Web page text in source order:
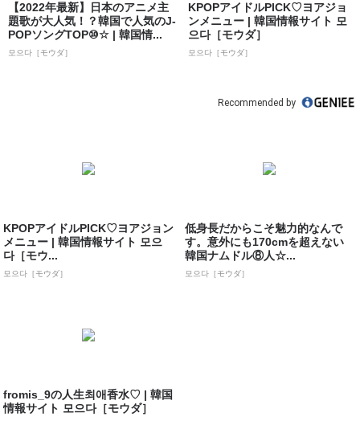
【2022年最新】日本のアニメ主
題歌が大人気！？韓国で人気のJ-
POPソングTOP⑩☆ | 韓国情...
모으다［モウダ］
KPOPアイドルPICK♡ヨアジョ
ンメニュー | 韓国情報サイト 모
으다［モウダ］
모으다［モウダ］
Recommended by
KPOPアイドルPICK♡ヨアジョン
メニュー | 韓国情報サイト 모으
다［モウ...
모으다［モウダ］
低身長だからこそ魅力的なんで
す。意外にも170cmを超えない
韓国ナムドル⑧人☆...
모으다［モウダ］
fromis_9の人生최애香水♡ | 韓国
情報サイト 모으다［モウダ］